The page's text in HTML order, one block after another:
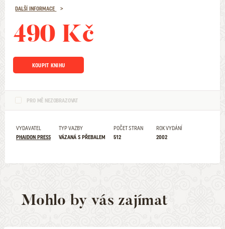
DALŠÍ INFORMACE
490 Kč
KOUPIT KNIHU
PRO MĚ NEZOBRAZOVAT
VYDAVATEL
PHAIDON PRESS
TYP VAZBY
VÁZANÁ S PŘEBALEM
POČET STRAN
512
ROK VYDÁNÍ
2002
Mohlo by vás zajímat